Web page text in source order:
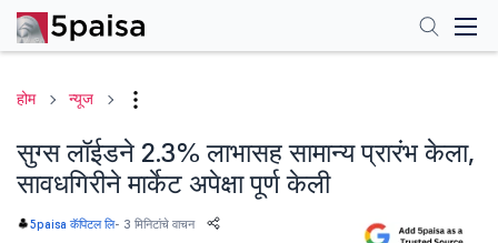
होम न्यूज
सुग्स लॉईडने 2.3% लाभासह सामान्य प्रारंभ केला,
सावधगिरीने मार्केट अपेक्षा पूर्ण केली
5paisa कॅपिटल लि- 3 मिनिटांचे वाचन